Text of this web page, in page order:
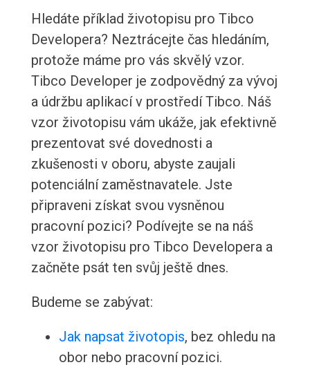
Hledáte příklad životopisu pro Tibco
Developera? Neztrácejte čas hledáním,
protože máme pro vás skvělý vzor.
Tibco Developer je zodpovědný za vývoj
a údržbu aplikací v prostředí Tibco. Náš
vzor životopisu vám ukáže, jak efektivně
prezentovat své dovednosti a
zkušenosti v oboru, abyste zaujali
potenciální zaměstnavatele. Jste
připraveni získat svou vysněnou
pracovní pozici? Podívejte se na náš
vzor životopisu pro Tibco Developera a
začněte psát ten svůj ještě dnes.
Budeme se zabývat:
Jak napsat životopis, bez ohledu na
obor nebo pracovní pozici.